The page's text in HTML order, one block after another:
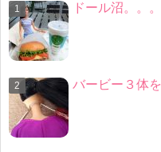
ドール沼。。。
バービー３体